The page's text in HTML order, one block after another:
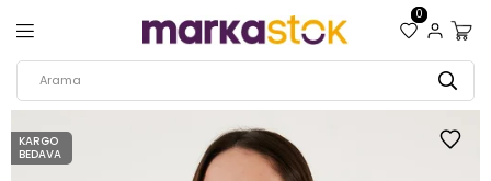
0
KARGO
BEDAVA